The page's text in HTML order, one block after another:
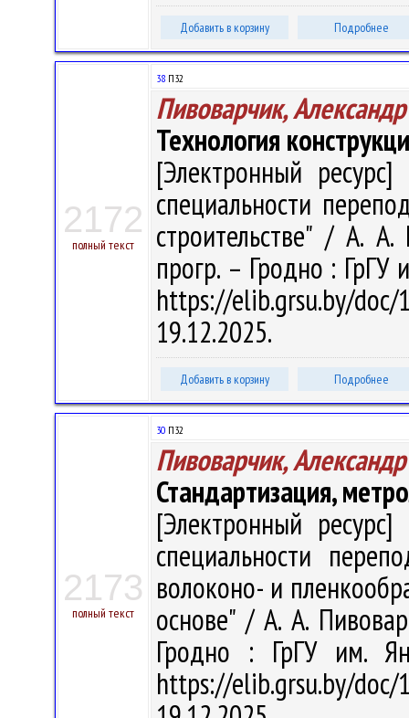
Добавить в корзину Подробнее
2172
полный текст
38 П32
Пивоварчик,
Технология
[Электронный
специальности
строительстве" / А.
прогр. – Гродно :
https://elib.grsu.by/
19.12.2025.
Добавить в корзину Подробнее
2173
полный текст
30 П32
Пивоварчик,
Стандартизация,
[Электронный
специальности
волоконо- и
основе" / А. А.
Гродно : ГрГУ им.
https://elib.grsu.by/